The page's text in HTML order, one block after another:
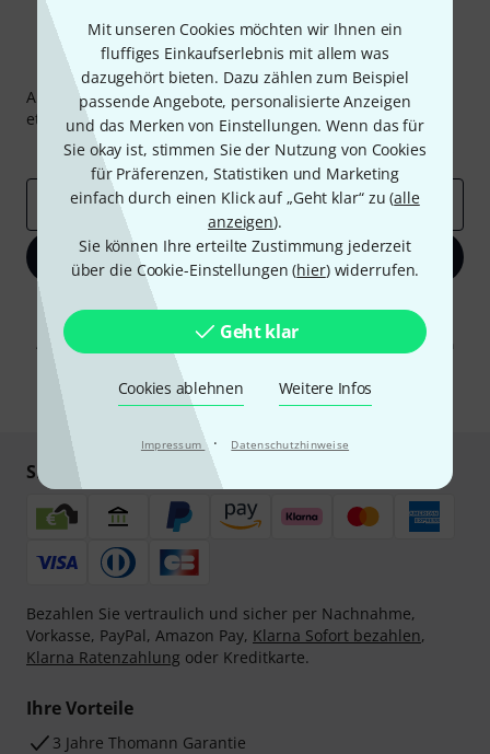
Mit unseren Cookies möchten wir Ihnen ein
fluffiges Einkaufserlebnis mit allem was
dazugehört bieten. Dazu zählen zum Beispiel
passende Angebote, personalisierte Anzeigen
und das Merken von Einstellungen. Wenn das für
Sie okay ist, stimmen Sie der Nutzung von Cookies
für Präferenzen, Statistiken und Marketing
einfach durch einen Klick auf „Geht klar“ zu (alle
anzeigen).
Sie können Ihre erteilte Zustimmung jederzeit
über die Cookie-Einstellungen (hier) widerrufen.
Geht klar
Cookies ablehnen Weitere Infos
Impressum · Datenschutzhinweise
Thomann Newsletter
Abonniere den Thomann Newsletter und gewinne mit
etwas Glück einen von50 Gutscheinenüber jeweils50€
Inspirierende Beiträge
Deals Thomann Insights
E-Mail-Adresse*
Jetzt anmelden
Mit Klick auf „Jetzt anmelden“ stimmen Sie dem Erhalt von E-Mail-
Werbung und einer Messung des E-Mail-Nutzungsverhaltens zu. Die
Abmeldung ist jederzeit möglich. Weitere Informationen finden Sie in
unseren
* Pflichtfeld
Sicher einkaufen & bezahlen
Bezahlen Sie vertraulich und sicher per Nachnahme,
Vorkasse, PayPal, Amazon Pay, Klarna Sofort bezahlen,
Klarna Ratenzahlung oder Kreditkarte.
Ihre Vorteile
3 Jahre Thomann Garantie